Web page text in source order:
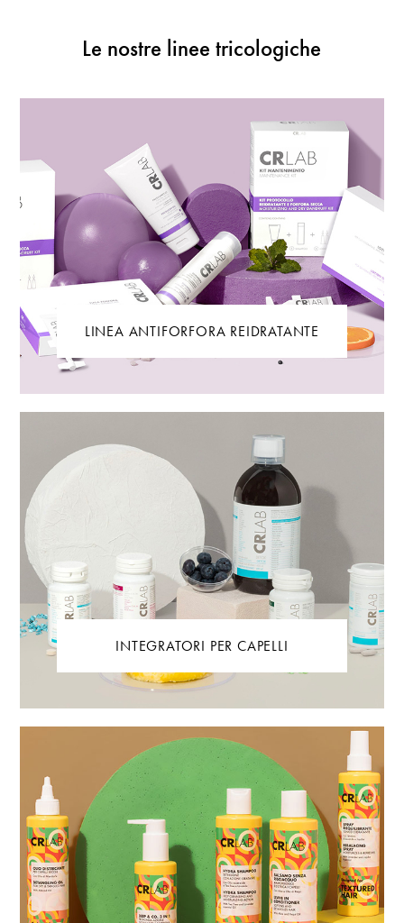
Le nostre linee tricologiche
LINEA ANTIFORFORA REIDRATANTE
INTEGRATORI PER CAPELLI